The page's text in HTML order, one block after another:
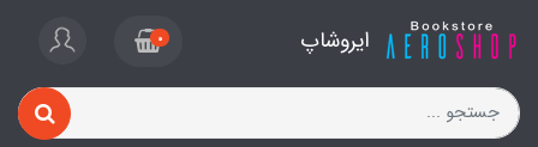
ایروشاپ 0